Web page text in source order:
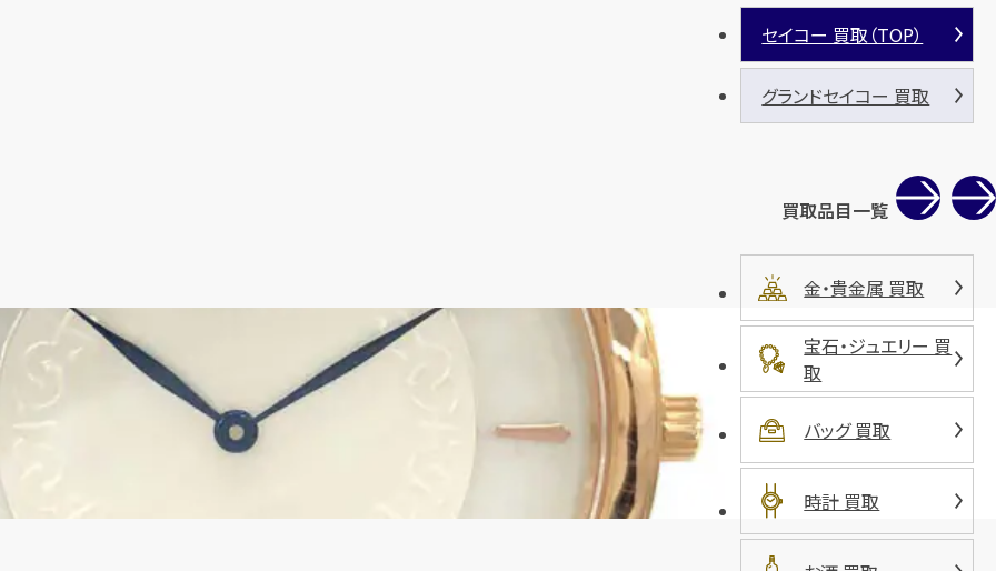
セイコー 買取（TOP）
グランドセイコー 買取
買取品目一覧
金・貴金属 買取
宝石・ジュエリー 買
取
バッグ 買取
時計 買取